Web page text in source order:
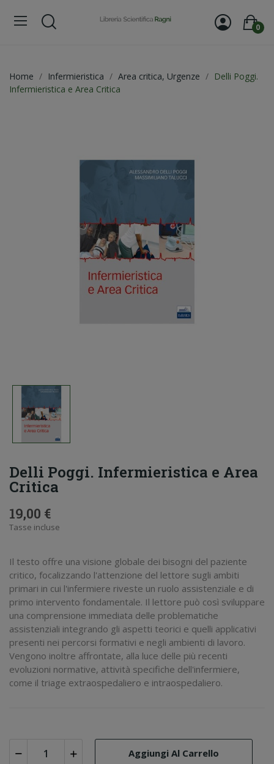
0
Home Infermieristica Area critica, Urgenze
Delli Poggi.
Infermieristica e Area Critica
Delli Poggi. Infermieristica e Area
Critica
19,00 €
Tasse incluse
Il testo offre una visione globale dei bisogni del paziente
critico, focalizzando l'attenzione del lettore sugli ambiti
primari in cui l'infermiere riveste un ruolo assistenziale e di
primo intervento fondamentale. Il lettore può così sviluppare
una comprensione immediata delle problematiche
assistenziali integrando gli aspetti teorici e quelli applicativi
presenti nei percorsi formativi e negli ambienti di lavoro.
Vengono inoltre affrontate, alla luce delle più recenti
evoluzioni normative, attività specifiche dell'infermiere,
come il triage extraospedaliero e intraospedaliero.
Aggiungi Al Carrello